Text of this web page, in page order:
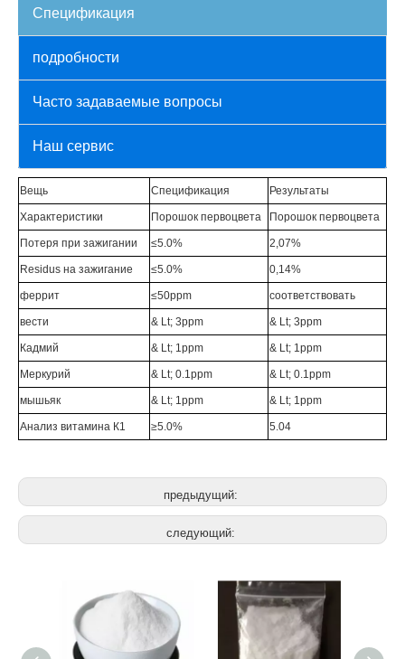
Спецификация
подробности
Часто задаваемые вопросы
Наш сервис
Вещь Спецификация Результаты
Характеристики Порошок первоцвета Порошок первоцвета
Потеря при зажигании ≤5.0% 2,07%
Residus на зажигание ≤5.0% 0,14%
феррит ≤50ppm соответствовать
вести & Lt; 3ppm & Lt; 3ppm
Кадмий & Lt; 1ppm & Lt; 1ppm
Меркурий & Lt; 0.1ppm & Lt; 0.1ppm
мышьяк & Lt; 1ppm & Lt; 1ppm
Анализ витамина К1 ≥5.0% 5.04
предыдущий:
следующий: